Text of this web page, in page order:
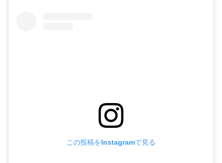
この投稿をInstagramで見る